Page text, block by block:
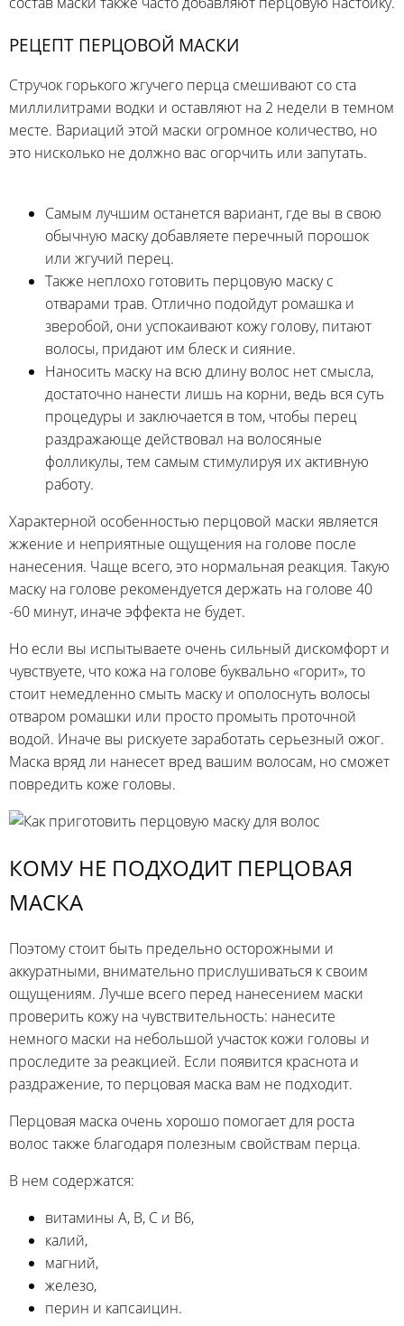
РЕЦЕПТ ПЕРЦОВОЙ МАСКИ
Стручок горького жгучего перца смешивают со ста
миллилитрами водки и оставляют на 2 недели в темном
месте. Вариаций этой маски огромное количество, но
это нисколько не должно вас огорчить или запутать.
Самым лучшим останется вариант, где вы в свою
обычную маску добавляете перечный порошок
или жгучий перец.
Также неплохо готовить перцовую маску с
отварами трав. Отлично подойдут ромашка и
зверобой, они успокаивают кожу голову, питают
волосы, придают им блеск и сияние.
Наносить маску на всю длину волос нет смысла,
достаточно нанести лишь на корни, ведь вся суть
процедуры и заключается в том, чтобы перец
раздражающе действовал на волосяные
фолликулы, тем самым стимулируя их активную
работу.
Характерной особенностью перцовой маски является
жжение и неприятные ощущения на голове после
нанесения. Чаще всего, это нормальная реакция. Такую
маску на голове рекомендуется держать на голове 40
-60 минут, иначе эффекта не будет.
Но если вы испытываете очень сильный дискомфорт и
чувствуете, что кожа на голове буквально «горит», то
стоит немедленно смыть маску и ополоснуть волосы
отваром ромашки или просто промыть проточной
водой. Иначе вы рискуете заработать серьезный ожог.
Маска вряд ли нанесет вред вашим волосам, но сможет
повредить коже головы.
КОМУ НЕ ПОДХОДИТ ПЕРЦОВАЯ
МАСКА
Поэтому стоит быть предельно осторожными и
аккуратными, внимательно прислушиваться к своим
ощущениям. Лучше всего перед нанесением маски
проверить кожу на чувствительность: нанесите
немного маски на небольшой участок кожи головы и
проследите за реакцией. Если появится краснота и
раздражение, то перцовая маска вам не подходит.
Перцовая маска очень хорошо помогает для роста
волос также благодаря полезным свойствам перца.
В нем содержатся:
витамины A, B, C и B6,
калий,
магний,
железо,
перин и капсаицин.